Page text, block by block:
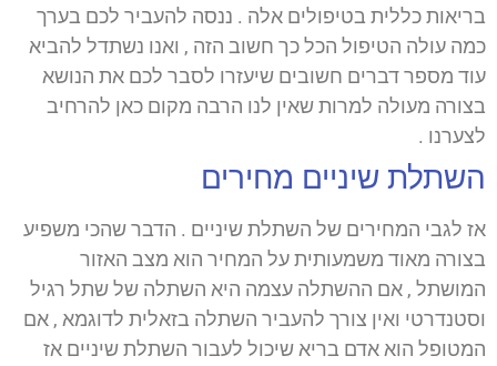
בריאות כללית בטיפולים אלה . ננסה להעביר לכם בערך
כמה עולה הטיפול הכל כך חשוב הזה , ואנו נשתדל להביא
עוד מספר דברים חשובים שיעזרו לסבר לכם את הנושא
בצורה מעולה למרות שאין לנו הרבה מקום כאן להרחיב
לצערנו .
השתלת שיניים מחירים
אז לגבי המחירים של השתלת שיניים . הדבר שהכי משפיע
בצורה מאוד משמעותית על המחיר הוא מצב האזור
המושתל , אם ההשתלה עצמה היא השתלה של שתל רגיל
וסטנדרטי ואין צורך להעביר השתלה בזאלית לדוגמא , אם
המטופל הוא אדם בריא שיכול לעבור השתלת שיניים אז